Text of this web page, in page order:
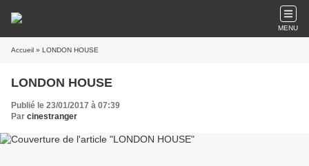
MENU
Accueil » LONDON HOUSE
LONDON HOUSE
Publié le 23/01/2017 à 07:39
Par cinestranger